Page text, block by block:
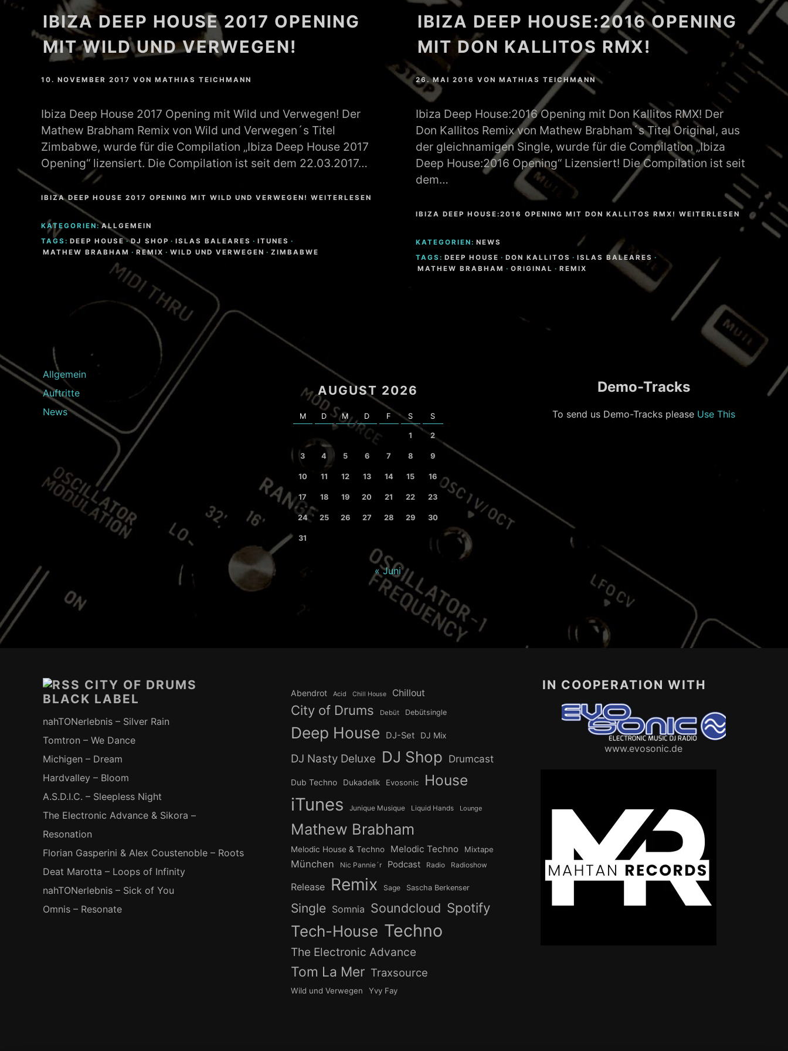
MATHEW BRABHAM
DREA PERLON
FRIEDER MORNEWEG
IBIZA DEEP HOUSE 2017 OPENING
MIT WILD UND VERWEGEN!
10. NOVEMBER 2017 VONMATHIAS TEICHMANN
Ibiza Deep House 2017 Opening mit Wild und Verwegen! Der
Mathew Brabham Remix von Wild und Verwegen´s Titel
Zimbabwe, wurde für die Compilation „Ibiza Deep House 2017
Opening“ lizensiert. Die Compilation ist seit dem 22.03.2017…
IBIZA DEEP HOUSE 2017 OPENING MIT WILD UND VERWEGEN! WEITERLESEN
KATEGORIEN: ALLGEMEIN
TAGS: DEEP HOUSE · DJ SHOP · ISLAS BALEARES · ITUNES ·
MATHEW BRABHAM · REMIX · WILD UND VERWEGEN · ZIMBABWE
IBIZA DEEP HOUSE:2016 OPENING
MIT DON KALLITOS RMX!
26. MAI 2016 VON MATHIAS TEICHMANN
Ibiza Deep House:2016 Opening mit Don Kallitos RMX! Der
Don Kallitos Remix von Mathew Brabham´s Titel Original, aus
der gleichnamigen Single, wurde für die Compilation „Ibiza
Deep House:2016 Opening“ Lizensiert! Die Compilation ist seit
dem…
IBIZA DEEP HOUSE:2016 OPENING MIT DON KALLITOS RMX! WEITERLESEN
KATEGORIEN: NEWS
TAGS: DEEP HOUSE · DON KALLITOS · ISLAS BALEARES ·
MATHEW BRABHAM · ORIGINAL · REMIX
Allgemein
Auftritte
News
AUGUST 2026
M D M D F S S
1 2
3 4 5 6 7 8 9
10 11 12 13 14 15 16
17 18 19 20 21 22 23
24 25 26 27 28 29 30
31
« Juni
Demo-Tracks
To send us Demo-Tracks please Use This
CITY OF DRUMS
BLACK LABEL
nahTONerlebnis – Silver Rain
Tomtron – We Dance
Michigen – Dream
Hardvalley – Bloom
A.S.D.I.C. – Sleepless Night
The Electronic Advance & Sikora –
Resonation
Florian Gasperini & Alex Coustenoble – Roots
Deat Marotta – Loops of Infinity
nahTONerlebnis – Sick of You
Omnis – Resonate
Abendrot Acid Chill House Chillout
City of Drums Debüt Debütsingle
Deep House DJ-Set DJ Mix
DJ Nasty Deluxe DJ Shop Drumcast
Dub Techno Dukadelik Evosonic House
iTunes Junique Musique Liquid Hands Lounge
Mathew Brabham
Melodic House & Techno Melodic Techno Mixtape
München Nic Pannie´r Podcast Radio Radioshow
Release Remix Sage Sascha Berkenser
Single Somnia Soundcloud Spotify
Tech-House Techno
The Electronic Advance
Tom La Mer Traxsource
Wild und Verwegen Yvy Fay
IN COOPERATION WITH
www.evosonic.de